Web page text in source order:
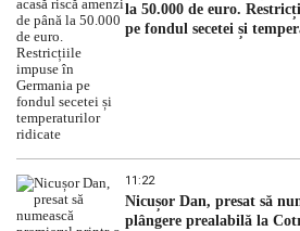
la 50.000 de euro.
pe fondul secetei și
11:22
Nicușor Dan, presat să
plângere prealabilă la